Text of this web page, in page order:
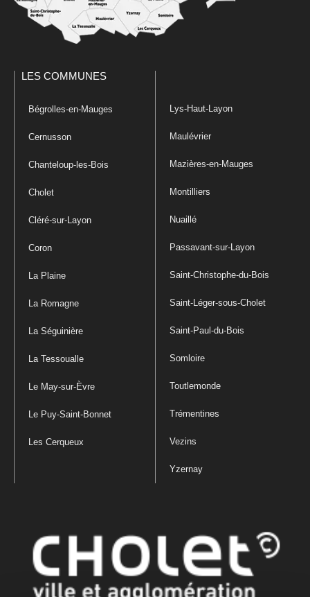
LES COMMUNES
Bégrolles-en-Mauges
Cernusson
Chanteloup-les-Bois
Cholet
Cléré-sur-Layon
Coron
La Plaine
La Romagne
La Séguinière
La Tessoualle
Le May-sur-Èvre
Le Puy-Saint-Bonnet
Les Cerqueux
Lys-Haut-Layon
Maulévrier
Mazières-en-Mauges
Montilliers
Nuaillé
Passavant-sur-Layon
Saint-Christophe-du-Bois
Saint-Léger-sous-Cholet
Saint-Paul-du-Bois
Somloire
Toutlemonde
Trémentines
Vezins
Yzernay